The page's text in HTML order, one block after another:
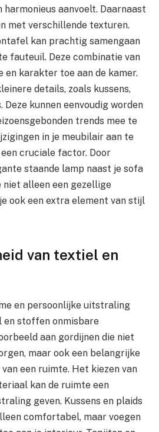
aanvoelt. Daarnaast
met verschillende texturen.
kan prachtig samengaan
fauteuil. Deze combinatie van
karakter toe aan de kamer.
details, zoals kussens,
Deze kunnen eenvoudig worden
trends mee te
in je meubilair aan te
cruciale factor. Door
staande lamp naast je sofa
alleen een gezellige
ook een extra element van stijl
van textiel en
en persoonlijke uitstraling
en stoffen onmisbare
aan gordijnen die niet
maar ook een belangrijke
een ruimte. Het kiezen van
kan de ruimte een
geven. Kussens en plaids
comfortabel, maar voegen